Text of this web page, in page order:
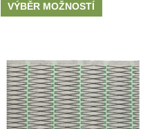
VÝBĚR MOŽNOSTÍ